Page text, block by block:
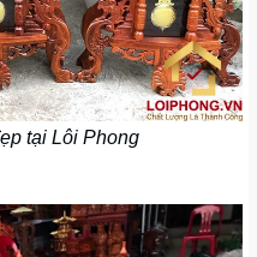
tại Lôi Phong